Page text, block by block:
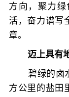
方向，聚力
活，奋力谱写
章。
迈上具有
碧绿的卤
方公里的盐田